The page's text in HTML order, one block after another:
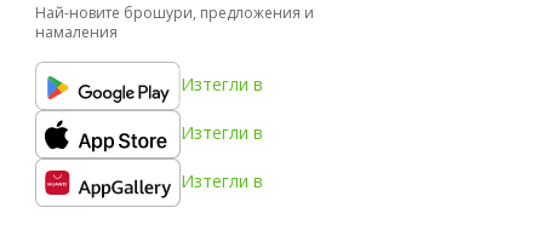
Най-новите брошури, предложения и
намаления
Изтегли в
Изтегли в
Изтегли в